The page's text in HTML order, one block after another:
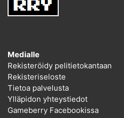
Medialle
Rekisteröidy pelitietokantaan
Rekisteriseloste
Tietoa palvelusta
Ylläpidon yhteystiedot
Gameberry Facebookissa